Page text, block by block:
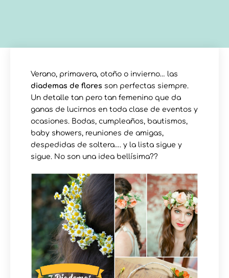
Verano, primavera, otoño o invierno… las
diademas de flores son perfectas siempre.
Un detalle tan pero tan femenino que da
ganas de lucirnos en toda clase de eventos y
ocasiones. Bodas, cumpleaños, bautismos,
baby showers, reuniones de amigas,
despedidas de soltera…. y la lista sigue y
sigue. No son una idea bellísima??